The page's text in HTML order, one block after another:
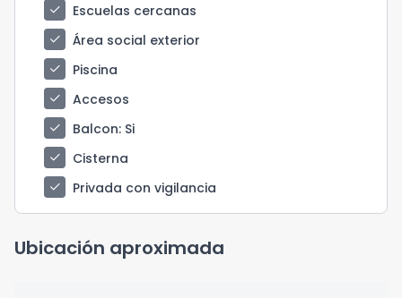
check
Escuelas cercanas
check
Área social exterior
check
Piscina
check
Accesos
check
Balcon: Si
check
Cisterna
check
Privada con vigilancia
Ubicación aproximada